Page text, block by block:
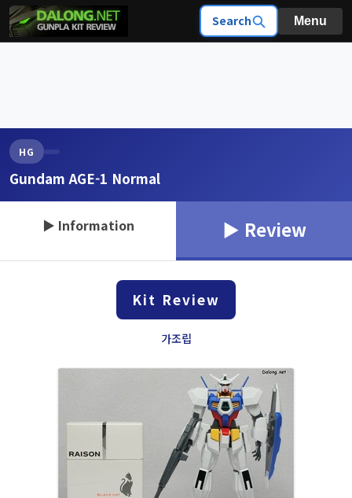
Search Menu
HG
Gundam AGE-1 Normal
▶ Information ▶ Review
Kit Review
가조립